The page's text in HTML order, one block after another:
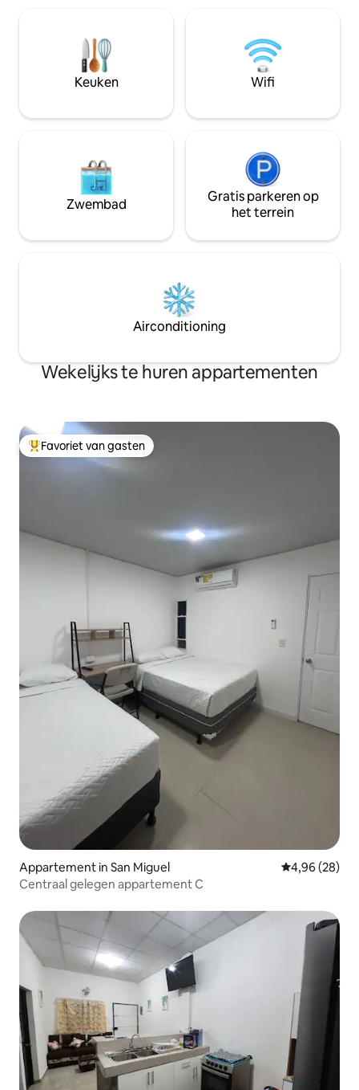
verblijf. Naast nabijgelegen bedrijven
op hetzelfde Plaza Comercial die de
aankoop van de benodigde producten
of items zullen vergemakkelijken om je
Keuken Wifi
Zwembad
Gratis parkeren op
het terrein
Airconditioning
Wekelijks te huren appartementen
Topfavoriet van gasten
Favoriet van gasten
Appartement in San Miguel Gemiddelde
4,96 (28)
Centraal gelegen appartement C